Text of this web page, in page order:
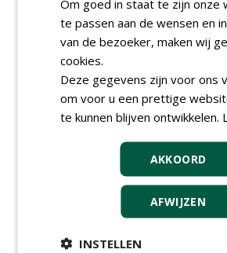
AGENDA
woensdag 9 september
Poel organiseert
Event: De stad
toekomst begint
openbare ruimte
donderdag 5 november
Om goed in staat te zijn onze
te passen aan de wensen en
van de bezoeker, maken wij
cookies.
Deze gegevens zijn voor ons
om voor u een prettige
te kunnen blijven ontwikkelen.
AKKOORD
AFWIJZEN
INSTELLEN